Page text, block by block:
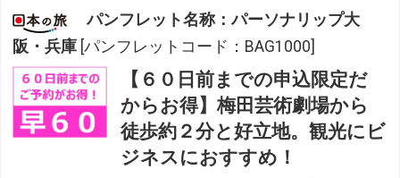
パンフレット名称：パーソナリップ大
阪・兵庫 [パンフレットコード：BAG1000]
【６０日前までの申込限定だ
からお得】梅田芸術劇場から
徒歩約２分と好立地。観光にビ
ジネスにおすすめ！